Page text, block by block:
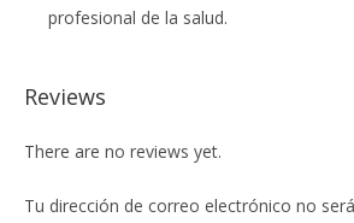
profesional de la salud.
Reviews
There are no reviews yet.
Tu dirección de correo electrónico no